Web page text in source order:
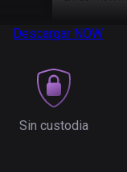
Descargar NOW
Sin custodia